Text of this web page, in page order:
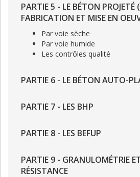
PARTIE 5 - LE BÉTON PROJETÉ
FABRICATION ET MISE EN
Par voie sèche
Par voie humide
Les contrôles qualité
PARTIE 6 - LE BÉTON AUTO-
PARTIE 7 - LES BHP
PARTIE 8 - LES BEFUP
PARTIE 9 - GRANULOMÉTRIE
RÉSISTANCE